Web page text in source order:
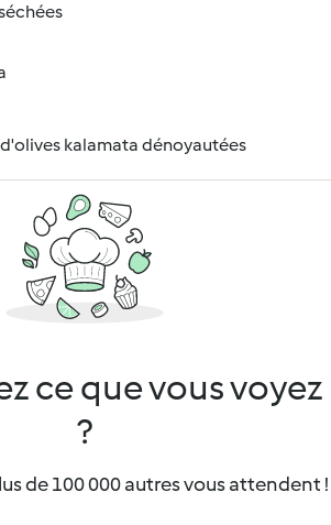
kalamata dénoyautées
ce que vous voyez
?
de 100 000 autres vous attendent !